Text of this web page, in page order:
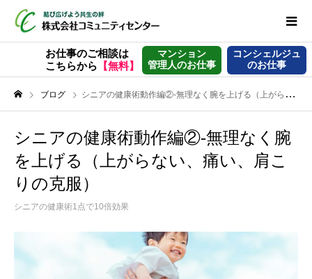
お仕事のご相談は
こちらから 【無料】
マンション
管理人のお仕事
コンシェルジュ
のお仕事
ブログ シニアの健康術動作編②-無理なく腕を上げる（上がらない、痛い、肩こりの克服）
シニアの健康術動作編②-無理なく腕
を上げる（上がらない、痛い、肩こ
りの克服）
シニアの健康術1点で10倍効果